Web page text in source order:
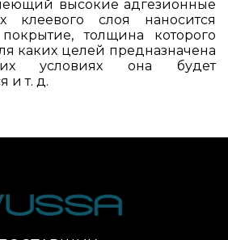
высокие адгезионные
клеевого слоя наносится
толщина которого
каких целей предназначена
условиях она будет
и т. д.